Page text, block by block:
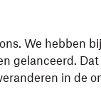
We hebben
gelanceerd.
in de